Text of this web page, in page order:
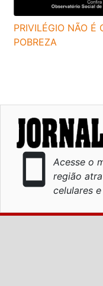
PRIVILÉGIO NÃO É
POBREZA
smartphone
Acesse o
região
celulares